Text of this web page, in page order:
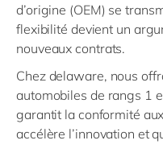
d’origine (OEM) se
flexibilité devient un
nouveaux contrats.
Chez delaware, nous
automobiles de rangs 1
garantit la conformité
accélère l’innovation et